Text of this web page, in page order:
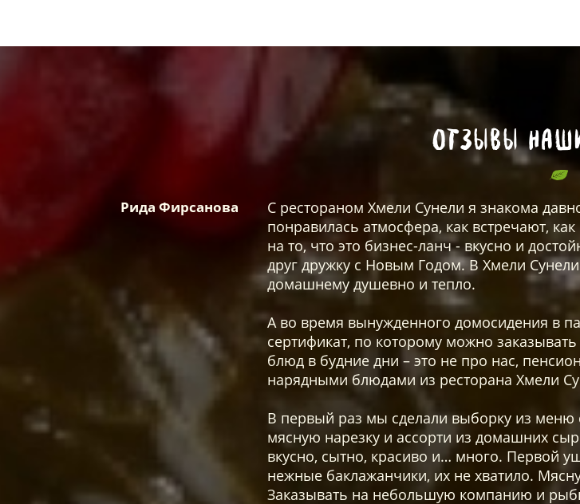
Отзывы
Рида Фирсанова
С рестораном Хмели Сунели я знакома
понравилась атмосфера, как встречают,
на то, что это бизнес-ланч - вкусно и
друг дружку с Новым Годом. В Хмели
домашнему душевно и тепло.
А во время вынужденного домосидения в
сертификат, по которому можно
блюд в будние дни – это не про нас,
нарядными блюдами из ресторана Хмели
В первый раз мы сделали выборку из меню
мясную нарезку и ассорти из домашних
вкусно, сытно, красиво и… много. Первой
нежные баклажанчики, их не хватило.
Заказывать на небольшую компанию и